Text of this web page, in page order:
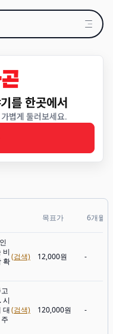
를 한곳에서
볍게 둘러보세요.
목표가 6개월후
비
확(검색) 12,000원 -
시
대(검색) 120,000원 -